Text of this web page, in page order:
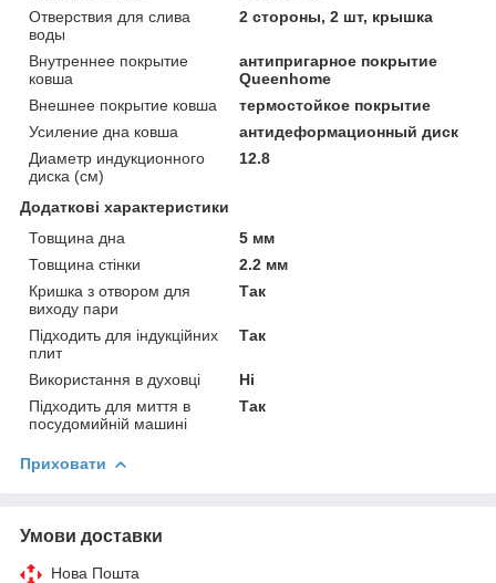
Отверствия для слива
воды
2 стороны, 2 шт, крышка
Внутреннее покрытие
ковша
антипригарное покрытие
Queenhome
Внешнее покрытие ковша
термостойкое покрытие
Усиление дна ковша
антидеформационный диск
Диаметр индукционного
диска (см)
12.8
Додаткові характеристики
Товщина дна
5 мм
Товщина стінки
2.2 мм
Кришка з отвором для
виходу пари
Так
Підходить для індукційних
плит
Так
Використання в духовці
Ні
Підходить для миття в
посудомийній машині
Так
Приховати
Умови доставки
Нова Пошта